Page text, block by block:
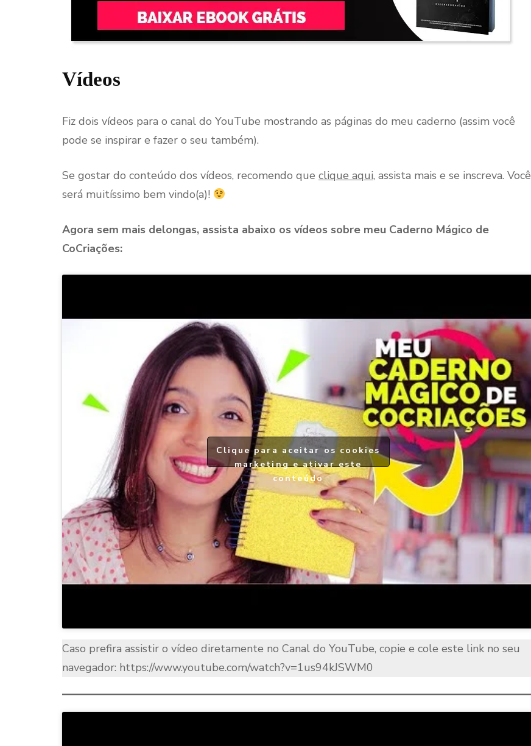
Vídeos
Fiz dois vídeos para o canal do YouTube mostrando as páginas do meu caderno (assim você
pode se inspirar e fazer o seu também).
Se gostar do conteúdo dos vídeos, recomendo que clique aqui, assista mais e se inscreva. Você
será muitíssimo bem vindo(a)!
Agora sem mais delongas, assista abaixo os vídeos sobre meu Caderno Mágico de
CoCriações:
Clique para aceitar os cookies
marketing e ativar este
conteúdo
Caso prefira assistir o vídeo diretamente no Canal do YouTube, copie e cole este link no seu
navegador: https://www.youtube.com/watch?v=1us94kJSWM0